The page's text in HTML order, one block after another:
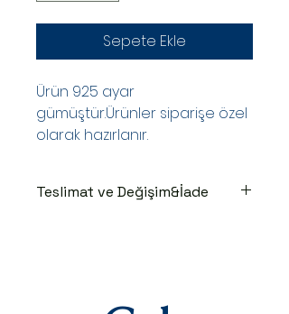
Sepete Ekle
Ürün 925 ayar
gümüştür.Ürünler siparişe özel
olarak hazırlanır.
Teslimat ve Değişim&İade
edilir.Kargoya teslim edildiğinde